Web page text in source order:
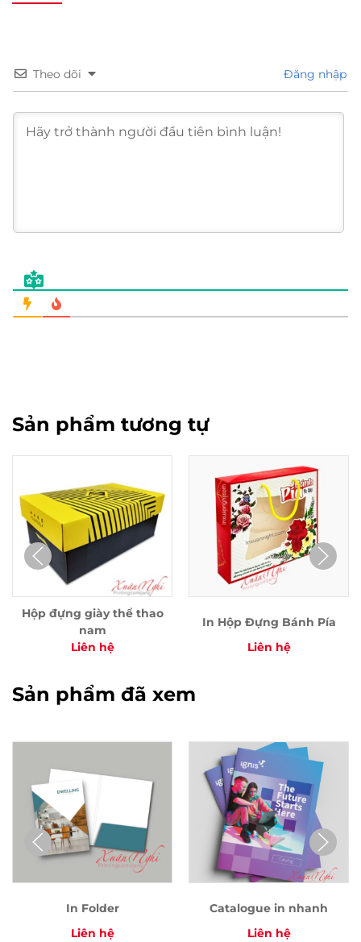
Theo dõi Đăng nhập
Sản phẩm tương tự
Hộp đựng giày thể thao
nam
Liên hệ
In Hộp Đựng Bánh Pía
Liên hệ
Sản phẩm đã xem
In Folder
Liên hệ
Catalogue in nhanh
Liên hệ